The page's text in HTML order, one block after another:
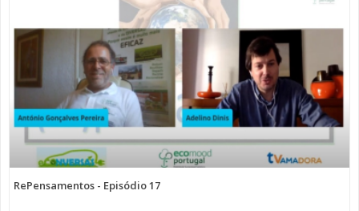
RePensamentos - Episódio 17